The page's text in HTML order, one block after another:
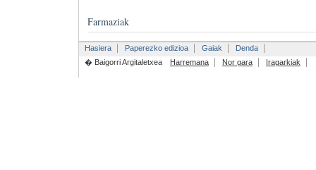
Farmaziak
Hasiera Paperezko edizioa Gaiak
Denda
� Baigorri Argitaletxea
Harremana Nor gara Iragarkiak